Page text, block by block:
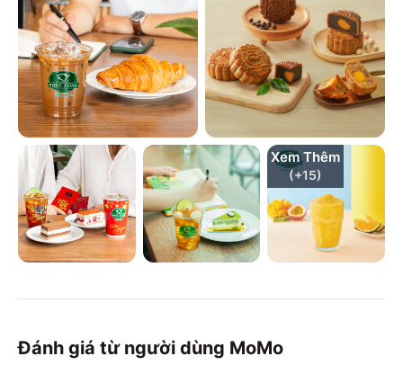
Xem Thêm
(+15)
Đánh giá từ người dùng MoMo